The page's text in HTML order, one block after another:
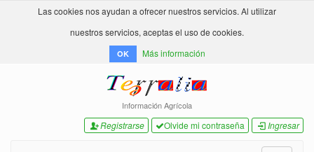
Las cookies nos ayudan a ofrecer nuestros servicios. Al utilizar
nuestros servicios, aceptas el uso de cookies.
OK Más información
Información Agrícola
Registrarse Olvide mi contraseña Ingresar